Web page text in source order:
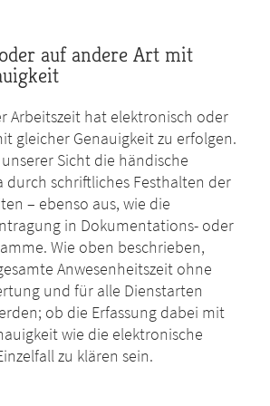
auf andere Art mit
Arbeitszeit hat elektronisch oder
gleicher Genauigkeit zu erfolgen.
Sicht die händische
durch schriftliches Festhalten der
­­– ebenso aus, wie die
in Dokumentations- oder
Wie oben beschrieben,
Anwesenheitszeit ohne
und für alle Dienstarten
ob die Erfassung dabei mit
wie die elektronische
zu klären sein.